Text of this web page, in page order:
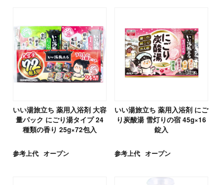
いい湯旅立ち 薬用入浴剤 大容
量パック にごり湯タイプ 24
種類の香り 25g×72包入
参考上代 オープン
いい湯旅立ち 薬用入浴剤 にご
り炭酸湯 雪灯りの宿 45g×16
錠入
参考上代 オープン